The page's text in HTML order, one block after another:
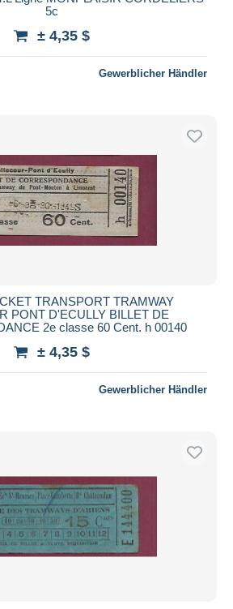
5c
± 4,35 $
Gewerblicher Händler
TRANSPORT TRAMWAY
PONT D'ECULLY BILLET DE
2e classe 60 Cent. h 00140
± 4,35 $
Gewerblicher Händler